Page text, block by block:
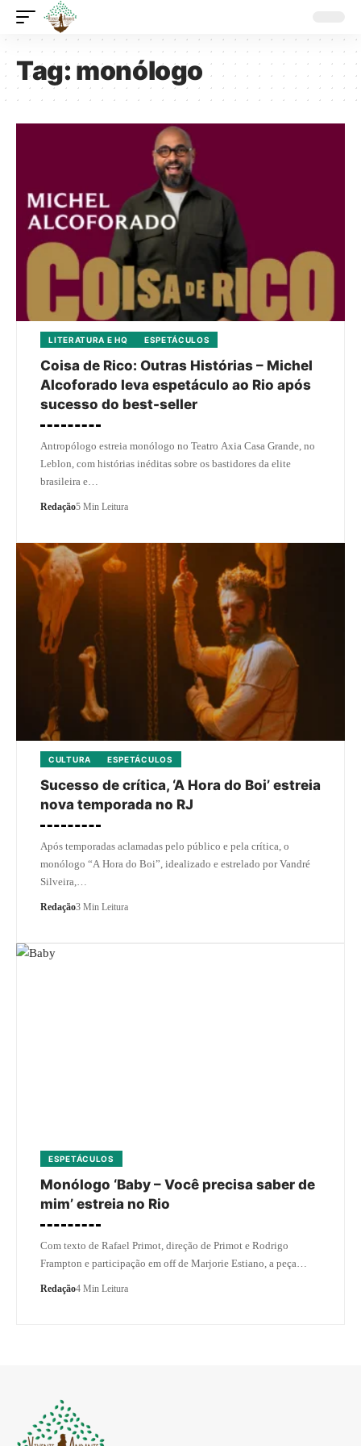
Tag:monólogo
LITERATURA E HQ ESPETÁCULOS
Coisa de Rico: Outras Histórias – Michel
Alcoforado leva espetáculo ao Rio após
sucesso do best-seller
Antropólogo estreia monólogo no Teatro Axia Casa Grande, no
Leblon, com histórias inéditas sobre os bastidores da elite
brasileira e…
Redação5 Min Leitura
CULTURA ESPETÁCULOS
Sucesso de crítica, ‘A Hora do Boi’ estreia
nova temporada no RJ
Após temporadas aclamadas pelo público e pela crítica, o
monólogo “A Hora do Boi”, idealizado e estrelado por Vandré
Silveira,…
Redação3 Min Leitura
ESPETÁCULOS
Monólogo ‘Baby – Você precisa saber de
mim’ estreia no Rio
Com texto de Rafael Primot, direção de Primot e Rodrigo
Frampton e participação em off de Marjorie Estiano, a peça…
Redação4 Min Leitura